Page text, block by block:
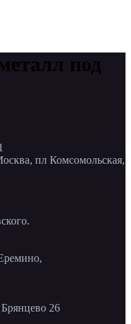
под
пл Комсомольская,
26